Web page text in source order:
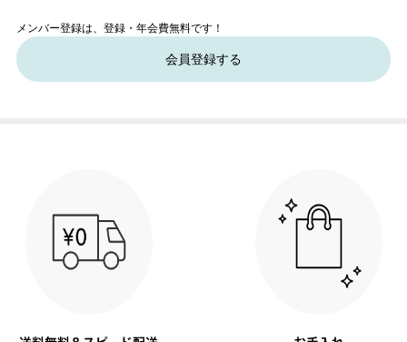
メンバー登録は、登録・年会費無料です！
会員登録する